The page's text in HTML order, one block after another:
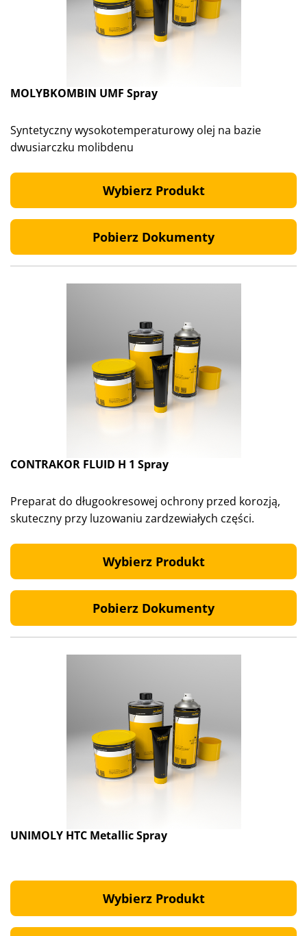
MOLYBKOMBIN UMF Spray
Syntetyczny wysokotemperaturowy olej na bazie
dwusiarczku molibdenu
Wybierz Produkt
Pobierz Dokumenty
CONTRAKOR FLUID H 1 Spray
Preparat do długookresowej ochrony przed korozją,
skuteczny przy luzowaniu zardzewiałych części.
Wybierz Produkt
Pobierz Dokumenty
UNIMOLY HTC Metallic Spray
Wybierz Produkt